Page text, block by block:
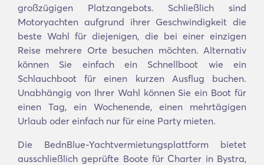
großzügigen Platzangebots. Schließlich sind
Motoryachten aufgrund ihrer Geschwindigkeit die
beste Wahl für diejenigen, die bei einer einzigen
Reise mehrere Orte besuchen möchten. Alternativ
können Sie einfach ein Schnellboot wie ein
Schlauchboot für einen kurzen Ausflug buchen.
Unabhängig von Ihrer Wahl können Sie ein Boot für
einen Tag, ein Wochenende, einen mehrtägigen
Urlaub oder einfach nur für eine Party mieten.
Die BednBlue-Yachtvermietungsplattform bietet
ausschließlich geprüfte Boote für Charter in Bystra,